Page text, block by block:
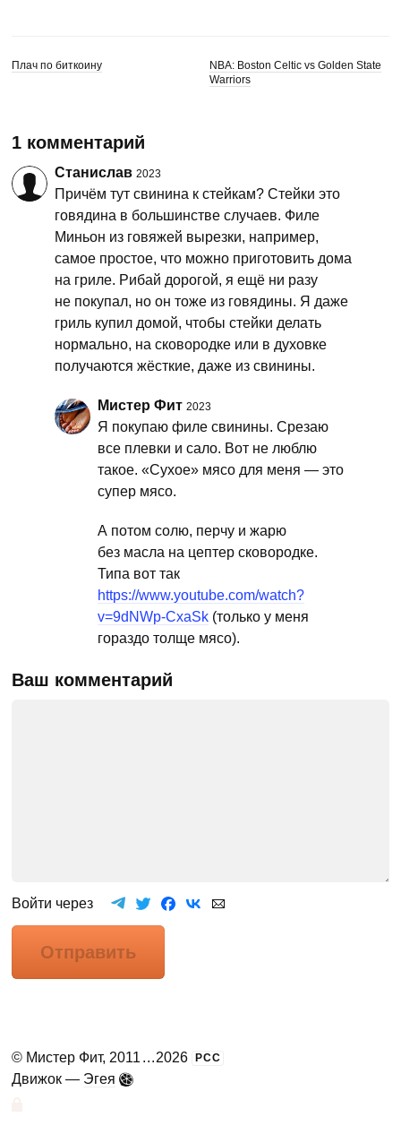
Плач по биткоину
NBA: Boston Celtic vs Golden State
Warriors
1 комментарий
Станислав 2023
Причём тут свинина к стейкам? Стейки это
говядина в большинстве случаев. Филе
Миньон из говяжей вырезки, например,
самое простое, что можно приготовить дома
на гриле. Рибай дорогой, я ещё ни разу
не покупал, но он тоже из говядины. Я даже
гриль купил домой, чтобы стейки делать
нормально, на сковородке или в духовке
получаются жёсткие, даже из свинины.
Мистер Фит 2023
Я покупаю филе свинины. Срезаю
все плевки и сало. Вот не люблю
такое. «Сухое» мясо для меня — это
супер мясо.
А потом солю, перчу и жарю
без масла на цептер сковородке.
Типа вот так
https://www.youtube.com/watch?
v=9dNWp-CxaSk (только у меня
гораздо толще мясо).
Ваш комментарий
Войти через
Отправить
© Мистер Фит, 2011 ...2026 РСС
Движок — Эгея